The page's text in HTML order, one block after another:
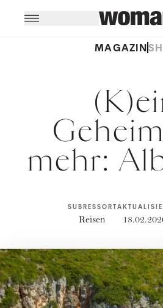
MAGAZIN
mehr:
SUBRESSORT
Reisen